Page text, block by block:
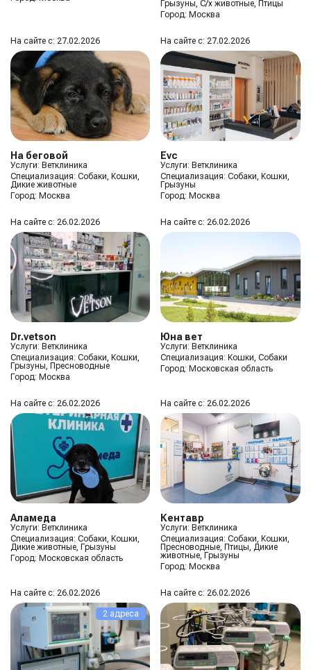
Грызуны, С/х животные, Птицы
Город: Москва
На сайте с: 27.02.2026
На беговой
Услуги: Ветклиника
Специализация: Собаки, Кошки,
Дикие животные
Город: Москва
На сайте с: 27.02.2026
Evc
Услуги: Ветклиника
Специализация:Собаки, Кошки,
Грызуны
Город: Москва
На сайте с: 26.02.2026
Dr.vetson
Услуги: Ветклиника
Специализация: Собаки, Кошки,
Грызуны, Пресноводные
Город: Москва
На сайте с: 26.02.2026
Юна вет
Услуги: Ветклиника
Специализация: Кошки, Собаки
Город: Московская область
На сайте с: 26.02.2026
Аламеда
Услуги: Ветклиника
Специализация: Собаки, Кошки,
Дикие животные, Грызуны
Город: Московская область
На сайте с: 26.02.2026
Кентавр
Услуги: Ветклиника
Специализация:Собаки, Кошки,
Пресноводные, Птицы, Дикие
животные, Грызуны
Город: Москва
На сайте с: 26.02.2026
2 адреса
На сайте с: 26.02.2026